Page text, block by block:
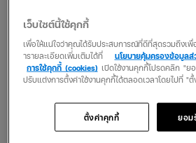
6 ข้อที่ต้องรู้เมื่อจะทำการเคลม ต้องทำอย่
หรือจำให้ขึ้นใจ เพราะเมื่อเกิดเหตุขึ้นมาจะไ
หายได้รวดเร็ว
แจ้งบริษัทประกันให้ทราบถึงเหตุการณ์เบื้
แจ้งเคลมประกันหลังจากน้ำลด
เว็บไซต์นี้ใช้คุกกี้
เพื่อให้แน่ใจว่าคุณได้รับประสบการณ์ที่ดีที่สุดรวมถึงเ
ารายละเอียดเพิ่มเติมได้ที่
นโยบายคุ้มครองข้อมูล
การใช้คุกกี้ (cookies) เปิดใช้งานคุกกี้โปรดคลิก "
ปรับแต่งการตั้งค่าใช้งานคุกกี้ได้ตลอดเวลาโดยไปที่ "
ยอม
ตั้งค่าคุกกี้